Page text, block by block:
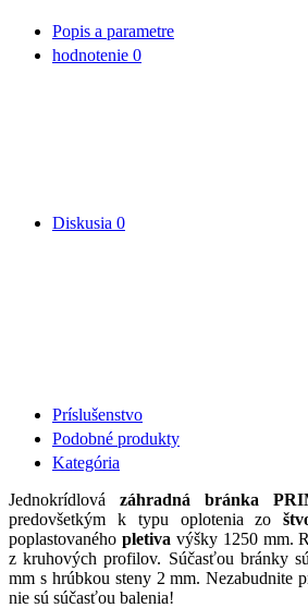
Popis a parametre
hodnotenie 0
Diskusia 0
Príslušenstvo
Podobné produkty
Kategória
Jednokrídlová záhradná bránka
predovšetkým k typu oplotenia zo
poplastovaného pletiva výšky 1250 mm.
z kruhových profilov. Súčasťou bránky
mm s hrúbkou steny 2 mm. Nezabudnite
nie sú súčasťou balenia!